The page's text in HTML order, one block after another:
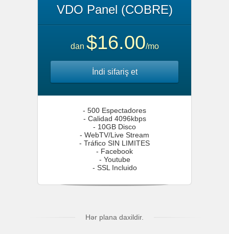
VDO Panel (COBRE)
dan $16.00/mo
İndi sifariş et
- 500 Espectadores
- Calidad 4096kbps
- 10GB Disco
- WebTV/Live Stream
- Tráfico SIN LIMITES
- Facebook
- Youtube
- SSL Incluido
Hər plana daxildir.